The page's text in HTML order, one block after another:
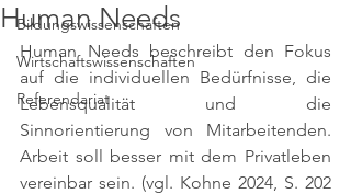
Bildungswissenschaften
Wirtschaftswissenschaften
Referendariat
Human Needs
Human Needs beschreibt den Fokus
auf die individuellen Bedürfnisse, die
Lebensqualität und die
Sinnorientierung von Mitarbeitenden.
Arbeit soll besser mit dem Privatleben
vereinbar sein. (vgl. Kohne 2024, S. 202